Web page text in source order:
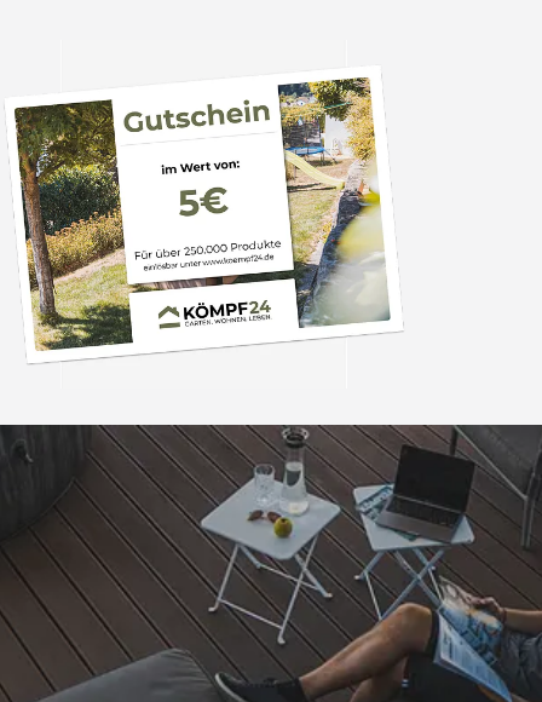
Trusted Shops
4,81/ 5
25.965 Bewertungen
„Die Bestellung ist
Tagen bei mir
obwohl ein
dazwischen lag.
Sicherlich nicht
Bestellung. Vielen
so.“